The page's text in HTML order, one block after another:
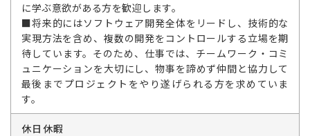
に学ぶ意欲がある方を歓迎します。
■将来的にはソフトウェア開発全体をリードし、技術的な
実現方法を含め、複数の開発をコントロールする立場を期
待しています。そのため、仕事では、チームワーク・コミ
ュニケーションを大切にし、物事を諦めず仲間と協力して
最後までプロジェクトをやり遂げられる方を求めていま
す。
休日休暇